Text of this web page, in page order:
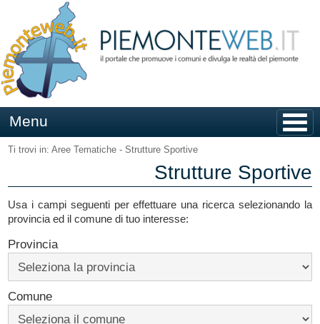
contenuti
Menu
Ti trovi in: Aree Tematiche - Strutture Sportive
Strutture Sportive
Usa i campi seguenti per effettuare una ricerca selezionando la
provincia ed il comune di tuo interesse:
Provincia
Comune